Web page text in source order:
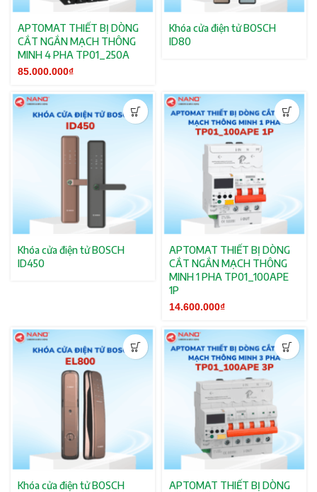
APTOMAT THIẾT BỊ DÒNG
CẮT NGẮN MẠCH THÔNG
MINH 4 PHA TP01_250A
85.000.000₫
Khóa cửa điện tử BOSCH
ID80
Khóa cửa điện tử BOSCH
ID450
APTOMAT THIẾT BỊ DÒNG
CẮT NGẮN MẠCH THÔNG
MINH 1 PHA TP01_100APE
1P
14.600.000₫
Khóa cửa điện tử BOSCH
APTOMAT THIẾT BỊ DÒNG